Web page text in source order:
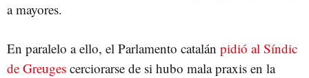
a mayores.
En paralelo a ello, el Parlamento catalán pidió al Síndic
de Greuges cerciorarse de si hubo mala praxis en la